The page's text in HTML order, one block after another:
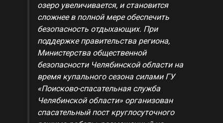
озеро увеличивается, и становится
сложнее в полной мере обеспечить
безопасность отдыхающих. При
поддержке правительства региона,
Министерства общественной
безопасности Челябинской области на
время купального сезона силами ГУ
«Поисково-спасательная служба
Челябинской области» организован
спасательный пост круглосуточного